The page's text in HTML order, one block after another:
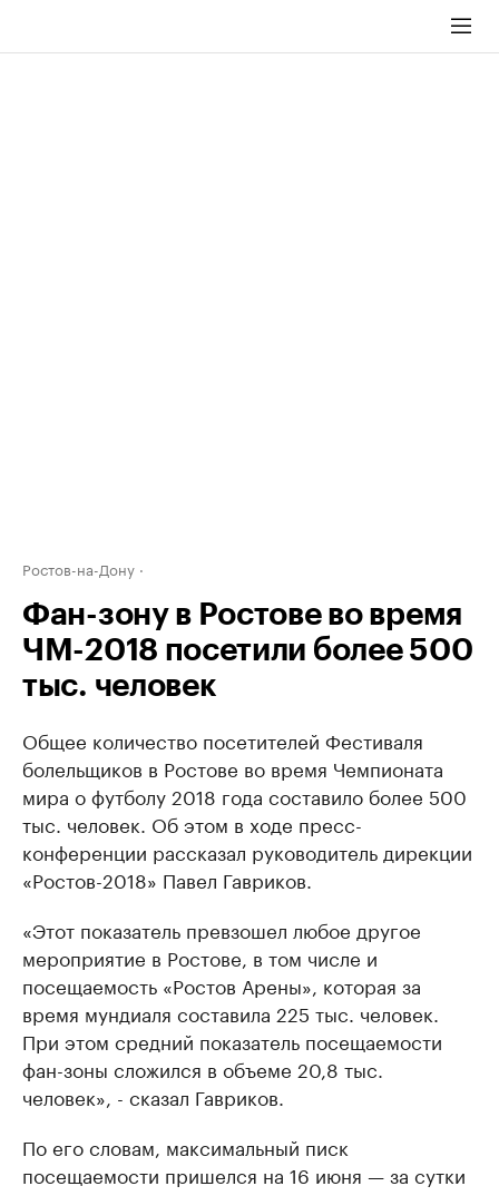
Ростов-на-Дону
Фан-зону в Ростове во время
ЧМ-2018 посетили более 500
тыс. человек
Общее количество посетителей Фестиваля
болельщиков в Ростове во время Чемпионата
мира о футболу 2018 года составило более 500
тыс. человек. Об этом в ходе пресс-
конференции рассказал руководитель дирекции
«Ростов-2018» Павел Гавриков.
«Этот показатель превзошел любое другое
мероприятие в Ростове, в том числе и
посещаемость «Ростов Арены», которая за
время мундиаля составила 225 тыс. человек.
При этом средний показатель посещаемости
фан-зоны сложился в объеме 20,8 тыс.
человек», - сказал Гавриков.
По его словам, максимальный писк
посещаемости пришелся на 16 июня — за сутки